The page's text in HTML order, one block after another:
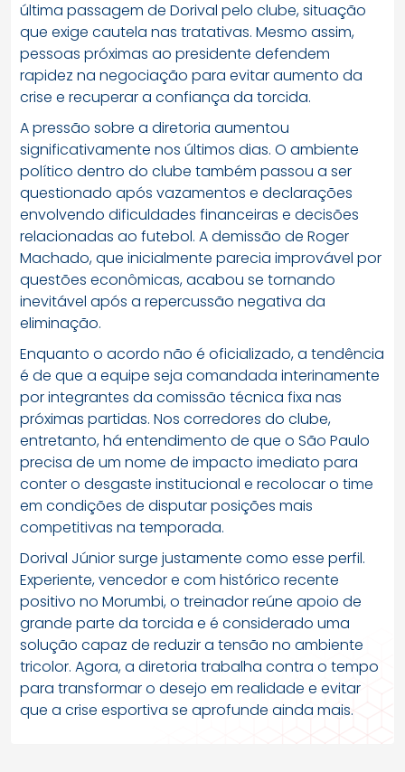
última passagem de Dorival pelo clube, situação
que exige cautela nas tratativas. Mesmo assim,
pessoas próximas ao presidente defendem
rapidez na negociação para evitar aumento da
crise e recuperar a confiança da torcida.
A pressão sobre a diretoria aumentou
significativamente nos últimos dias. O ambiente
político dentro do clube também passou a ser
questionado após vazamentos e declarações
envolvendo dificuldades financeiras e decisões
relacionadas ao futebol. A demissão de Roger
Machado, que inicialmente parecia improvável por
questões econômicas, acabou se tornando
inevitável após a repercussão negativa da
eliminação.
Enquanto o acordo não é oficializado, a tendência
é de que a equipe seja comandada interinamente
por integrantes da comissão técnica fixa nas
próximas partidas. Nos corredores do clube,
entretanto, há entendimento de que o São Paulo
precisa de um nome de impacto imediato para
conter o desgaste institucional e recolocar o time
em condições de disputar posições mais
competitivas na temporada.
Dorival Júnior surge justamente como esse perfil.
Experiente, vencedor e com histórico recente
positivo no Morumbi, o treinador reúne apoio de
grande parte da torcida e é considerado uma
solução capaz de reduzir a tensão no ambiente
tricolor. Agora, a diretoria trabalha contra o tempo
para transformar o desejo em realidade e evitar
que a crise esportiva se aprofunde ainda mais.